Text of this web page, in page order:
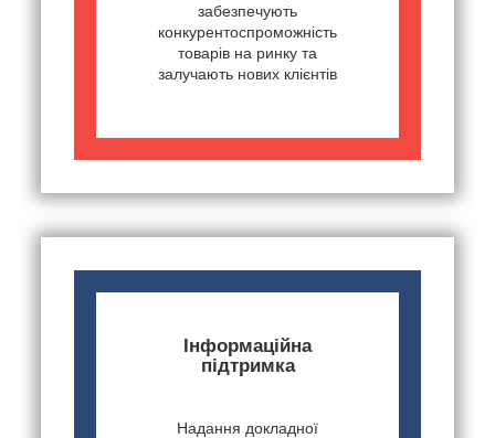
забезпечують
конкурентоспроможність
товарів на ринку та
залучають нових клієнтів
Інформаційна
підтримка
Надання докладної